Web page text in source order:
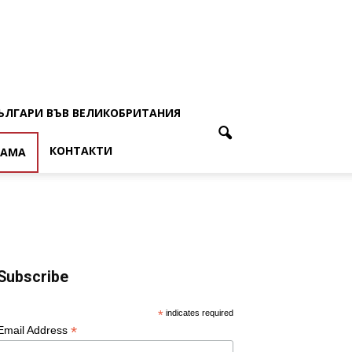
ВЪВ ВЕЛИКОБРИТАНИЯ
КОНТАКТИ
* indicates required
Address *